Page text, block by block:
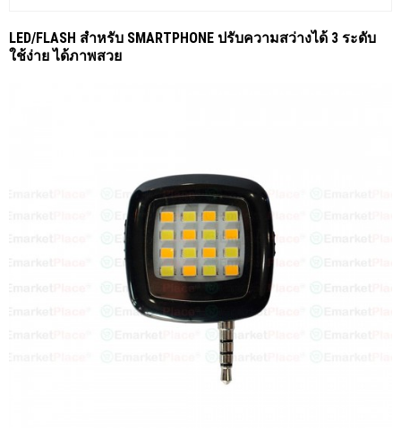
LED/FLASH สำหรับ SMARTPHONE ปรับความสว่างได้ 3 ระดับ
ใช้ง่าย ได้ภาพสวย